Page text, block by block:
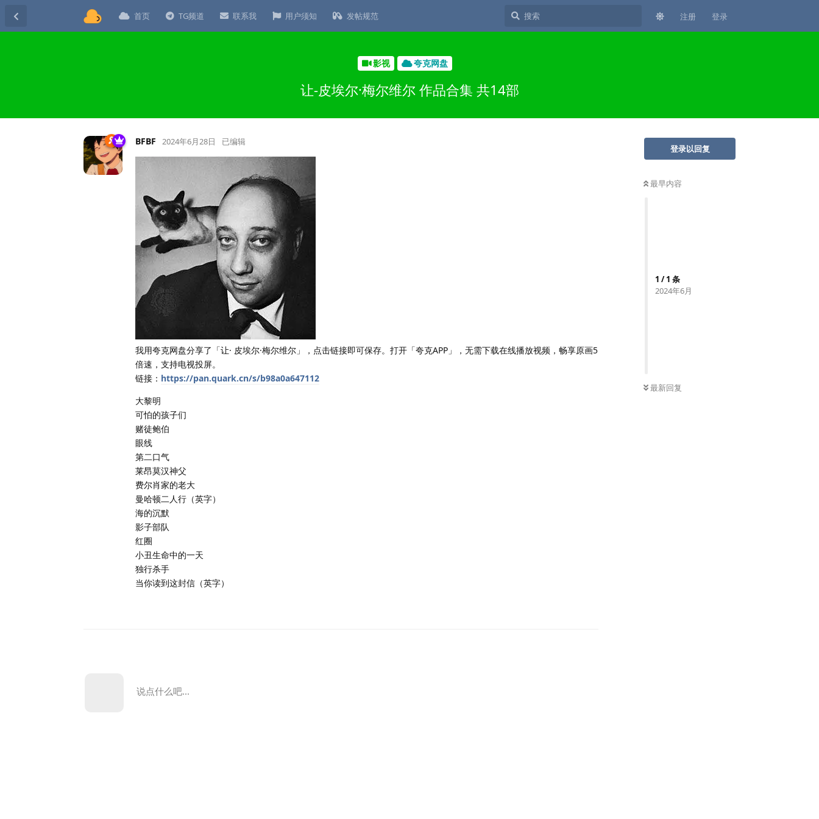
首页 TG频道 联系我 用户须知 发帖规范 注册 登录
影视 夸克网盘
让-皮埃尔·梅尔维尔 作品合集 共14部
登录以回复
最早内容
1 /1 条
2024年6月
最新回复
BFBF 2024年6月28日 已编辑
我用夸克网盘分享了「让· 皮埃尔·梅尔维尔」，点击链接即可保存。打开「夸克APP」，无需下载在线播放视频，畅享原画5
倍速，支持电视投屏。
链接： https://pan.quark.cn/s/b98a0a647112
大黎明
可怕的孩子们
赌徒鲍伯
眼线
第二口气
莱昂莫汉神父
费尔肖家的老大
曼哈顿二人行（英字）
海的沉默
影子部队
红圈
小丑生命中的一天
独行杀手
当你读到这封信（英字）
说点什么吧...